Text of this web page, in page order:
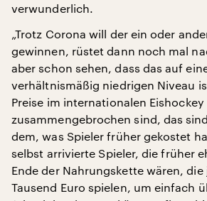
verwunderlich.
„Trotz Corona will der ein oder
gewinnen, rüstet dann noch mal
aber schon sehen, dass das auf
verhältnismäßig niedrigen Niveau
Preise im internationalen
zusammengebrochen sind, das
dem, was Spieler früher gekostet
selbst arrivierte Spieler, die früher
Ende der Nahrungskette wären,
Tausend Euro spielen, um einfach